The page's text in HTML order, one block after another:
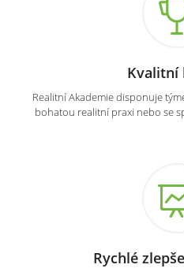
Kvalitní
Realitní Akademie disponuje
bohatou realitní praxi nebo se
Rychlé